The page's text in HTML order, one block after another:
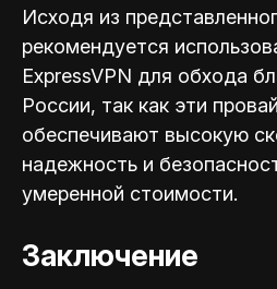
Исходя из
рекомендуется
ExpressVPN для обхода
России, так как эти
обеспечивают высокую
надежность и
умеренной стоимости.
Заключение